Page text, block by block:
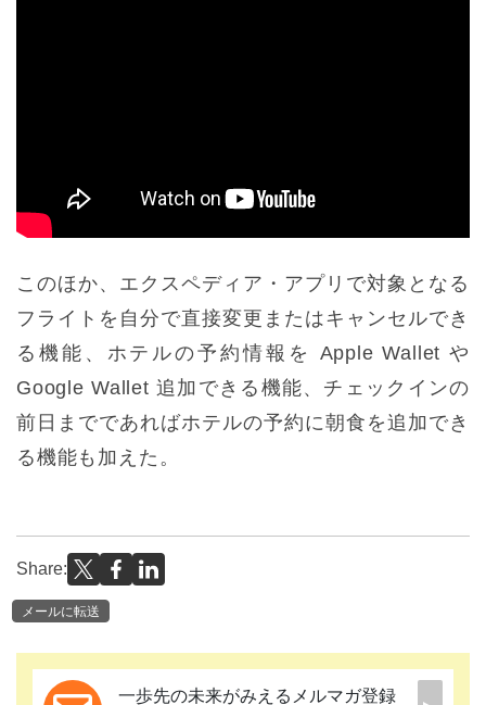
このほか、エクスペディア・アプリで対象となる
フライトを自分で直接変更またはキャンセルでき
る機能、ホテルの予約情報を Apple Wallet や
Google Wallet 追加できる機能、チェックインの
前日までであればホテルの予約に朝食を追加でき
る機能も加えた。
Share:
メールに転送
一歩先の未来がみえるメルマガ登録